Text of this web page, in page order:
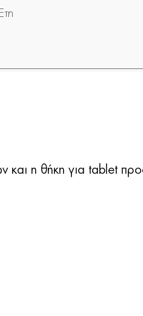
και η θήκη για tablet